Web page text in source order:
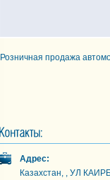
Розничная продажа
Адрес:
Казахстан, , УЛ